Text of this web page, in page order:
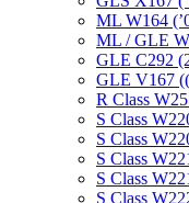
ML W164
ML / GLE
GLE C292
GLE V167
R Class
S Class
S Class
S Class
S Class
S Class